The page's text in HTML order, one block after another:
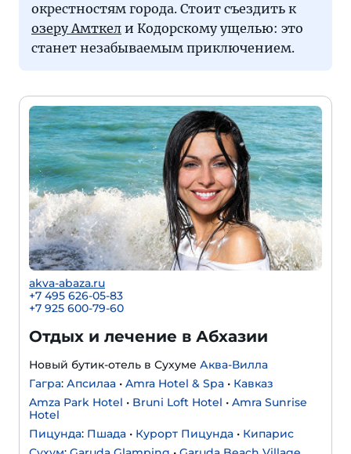
окрестностям города. Стоит съездить к
озеру Амткел и Кодорскому ущелью: это
станет незабываемым приключением.
akva-abaza.ru
+7 495 626-05-83
+7 925 600-79-60
Отдых и лечение в Абхазии
Новый бутик-отель в Сухуме Аква-Вилла
Гагра: Апсилаа • Amra Hotel & Spa • Кавказ
Amza Park Hotel • Bruni Loft Hotel • Amra Sunrise
Hotel
Пицунда: Пшада • Курорт Пицунда • Кипарис